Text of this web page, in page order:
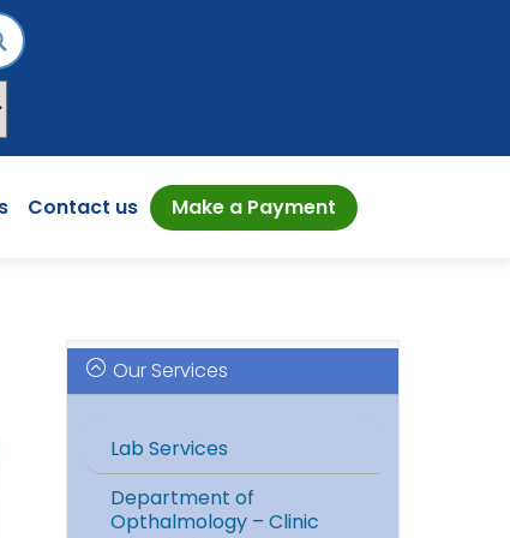
Contact us Make a Payment
Our Services
Lab Services
Department of
Opthalmology – Clinic